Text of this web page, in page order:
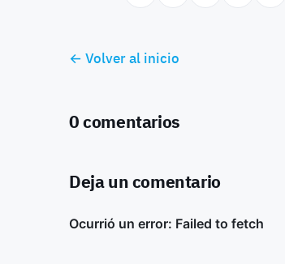
← Volver al inicio
0 comentarios
Deja un comentario